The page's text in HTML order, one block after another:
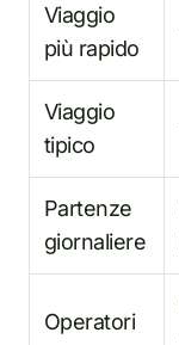
Viaggio
più rapido
Viaggio
tipico
Partenze
giornaliere
Operatori